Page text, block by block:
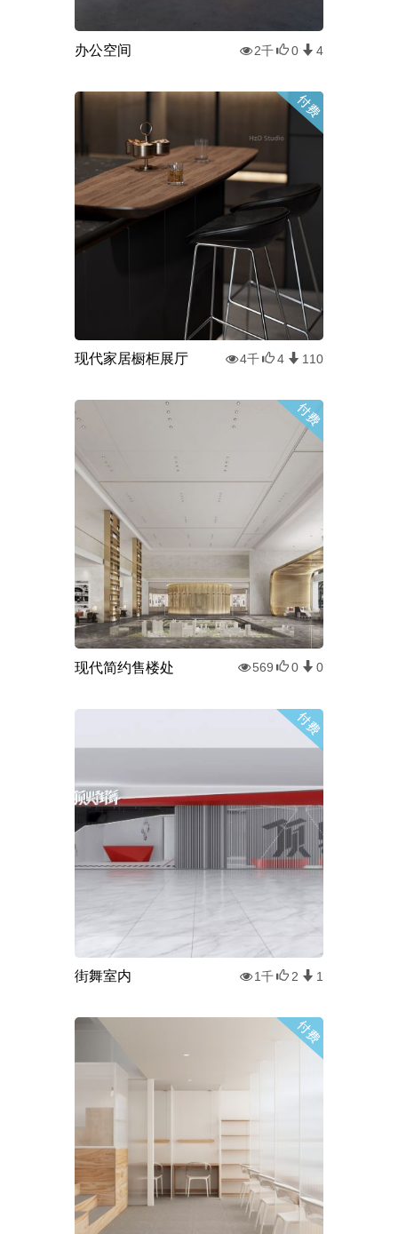
办公空间 2千 0 4
现代家居橱柜展厅 4千 4 110
现代简约售楼处 569 0 0
街舞室内 1千 2 1